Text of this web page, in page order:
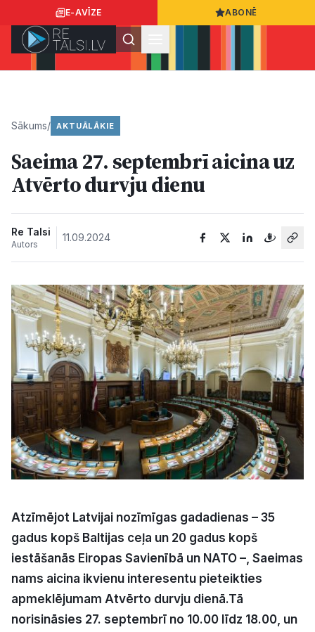
E-AVĪZE ABONĒ
Ziņas
Sports
Kultūra
Bizness
Video
Vieta
Sludinājumi
Pasākumi
Sākums/ AKTUĀLĀKIE
Saeima 27. septembrī aicina uz
Atvērto durvju dienu
Re Talsi
Autors
11.09.2024
Atzīmējot Latvijai nozīmīgas gadadienas – 35
gadus kopš Baltijas ceļa un 20 gadus kopš
iestāšanās Eiropas Savienībā un NATO –, Saeimas
nams aicina ikvienu interesentu pieteikties
apmeklējumam Atvērto durvju dienā.Tā
norisināsies 27. septembrī no 10.00 līdz 18.00, un